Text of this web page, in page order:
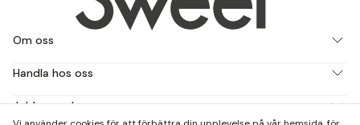
Om oss
Handla hos oss
Jobba med oss